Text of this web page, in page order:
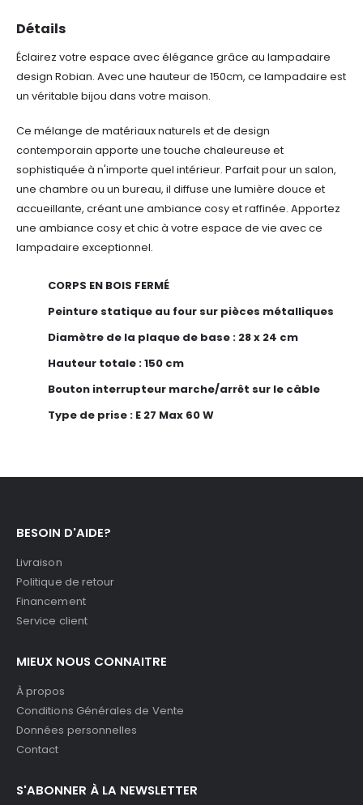
Détails
Éclairez votre espace avec élégance grâce au lampadaire
design Robian. Avec une hauteur de 150cm, ce lampadaire est
un véritable bijou dans votre maison.
Ce mélange de matériaux naturels et de design
contemporain apporte une touche chaleureuse et
sophistiquée à n'importe quel intérieur. Parfait pour un salon,
une chambre ou un bureau, il diffuse une lumière douce et
accueillante, créant une ambiance cosy et raffinée. Apportez
une ambiance cosy et chic à votre espace de vie avec ce
lampadaire exceptionnel.
CORPS EN BOIS FERMÉ
Peinture statique au four sur pièces métalliques
Diamètre de la plaque de base : 28 x 24 cm
Hauteur totale : 150 cm
Bouton interrupteur marche/arrêt sur le câble
Type de prise : E 27 Max 60 W
BESOIN D'AIDE?
Livraison
Politique de retour
Financement
Service client
MIEUX NOUS CONNAITRE
À propos
Conditions Générales de Vente
Données personnelles
Contact
S'ABONNER À LA NEWSLETTER